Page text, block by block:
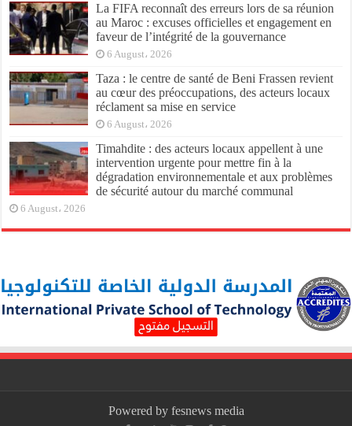
La FIFA reconnaît des erreurs lors de sa réunion
au Maroc : excuses officielles et engagement en
faveur de l’intégrité de la gouvernance
6 August، 2026
Taza : le centre de santé de Beni Frassen revient
au cœur des préoccupations, des acteurs locaux
réclament sa mise en service
6 August، 2026
Timahdite : des acteurs locaux appellent à une
intervention urgente pour mettre fin à la
dégradation environnementale et aux problèmes
de sécurité autour du marché communal
6 August، 2026
Powered by fesnews media